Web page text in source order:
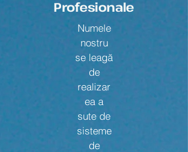
Profesionale
Numele
nostru
se leagă
de
realizar
ea a
sute de
sisteme
de